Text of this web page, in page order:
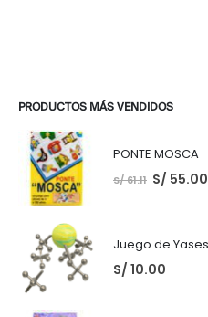
PRODUCTOS MÁS VENDIDOS
PONTE MOSCA
S/61.11 S/ 55.00
S/ 10.00